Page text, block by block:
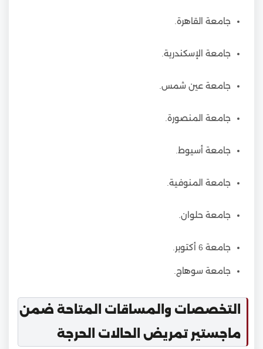
جامعة القاهرة.
جامعة الإسكندرية.
جامعة عين شمس.
جامعة المنصورة.
جامعة أسيوط.
جامعة المنوفية.
جامعة حلوان.
جامعة 6 أكتوبر.
جامعة سوهاج.
التخصصات والمساقات المتاحة ضمن
ماجستير تمريض الحالات الحرجة